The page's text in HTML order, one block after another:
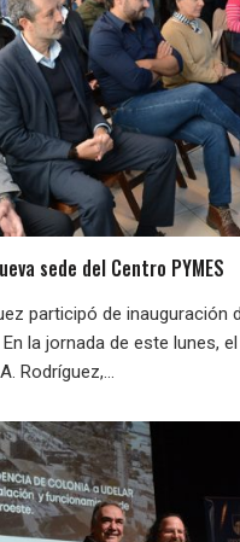
sede del Centro PYMES
participó de inauguración
la jornada de este lunes,
Rodríguez,...